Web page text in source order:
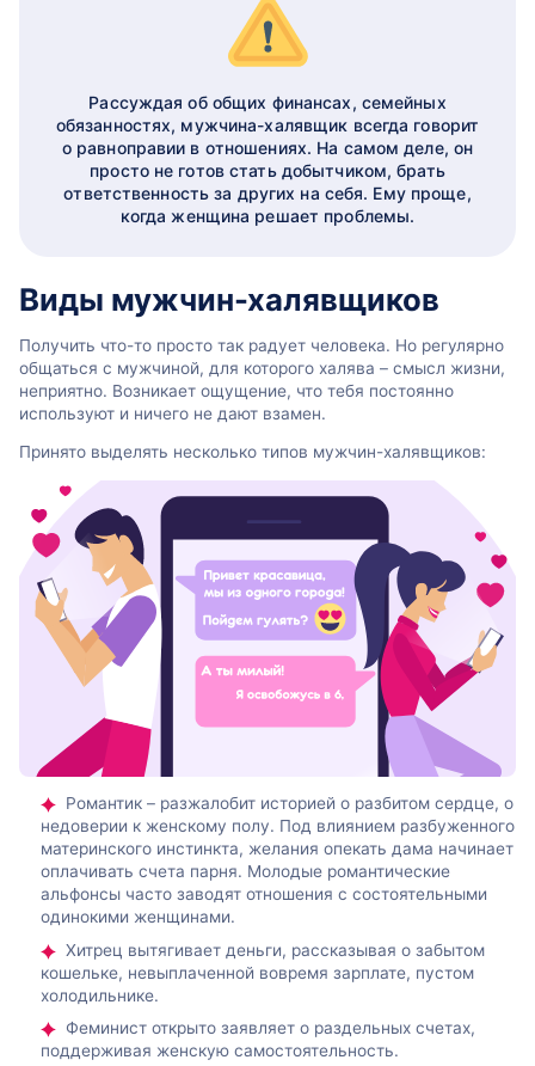
Рассуждая об общих финансах, семейных
обязанностях, мужчина-халявщик всегда говорит
о равноправии в отношениях. На самом деле, он
просто не готов стать добытчиком, брать
ответственность за других на себя. Ему проще,
когда женщина решает проблемы.
Виды мужчин-халявщиков
Получить что-то просто так радует человека. Но регулярно
общаться с мужчиной, для которого халява – смысл жизни,
неприятно. Возникает ощущение, что тебя постоянно
используют и ничего не дают взамен.
Принято выделять несколько типов мужчин-халявщиков:
Романтик – разжалобит историей о разбитом сердце, о
недоверии к женскому полу. Под влиянием разбуженного
материнского инстинкта, желания опекать дама начинает
оплачивать счета парня. Молодые романтические
альфонсы часто заводят отношения с состоятельными
одинокими женщинами.
Хитрец вытягивает деньги, рассказывая о забытом
кошельке, невыплаченной вовремя зарплате, пустом
холодильнике.
Феминист открыто заявляет о раздельных счетах,
поддерживая женскую самостоятельность.